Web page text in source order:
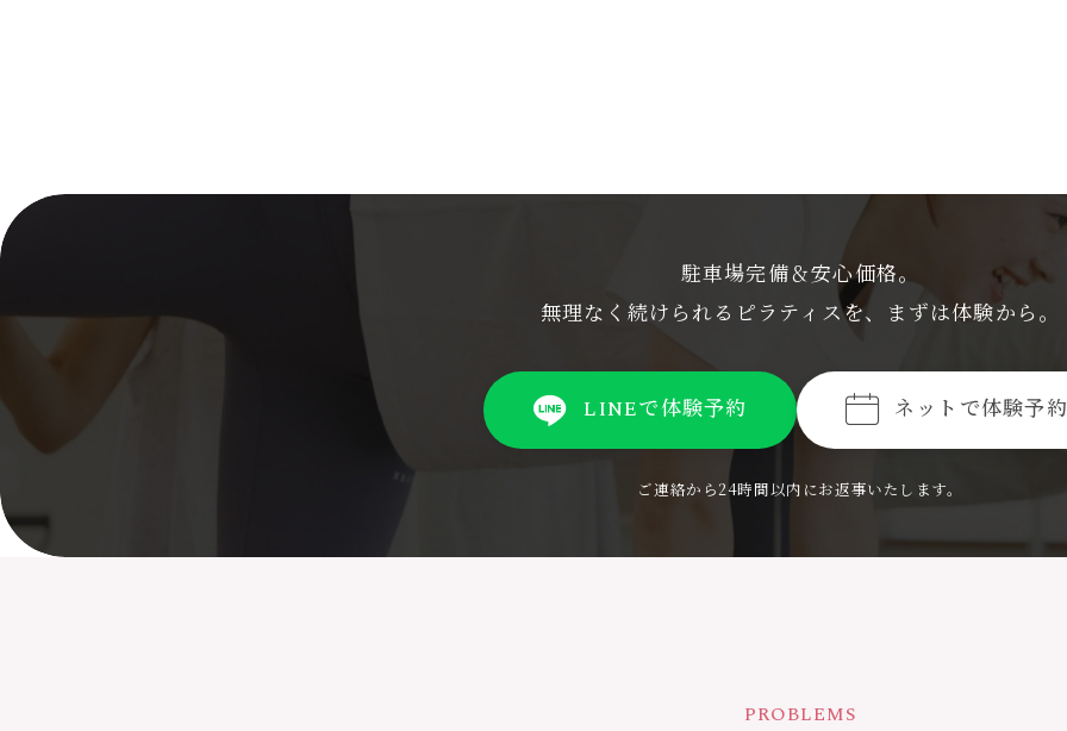
駐車場完備＆安心価格。
無理なく続けられるピラティスを、まずは体験から。
LINEで体験予約 ネットで体験予約
ご連絡から24時間以内にお返事いたします。
PROBLEMS